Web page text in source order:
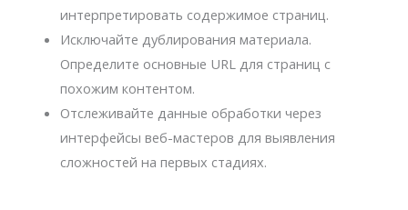
интерпретировать содержимое страниц.
Исключайте дублирования материала.
Определите основные URL для страниц с
похожим контентом.
Отслеживайте данные обработки через
интерфейсы веб-мастеров для выявления
сложностей на первых стадиях.